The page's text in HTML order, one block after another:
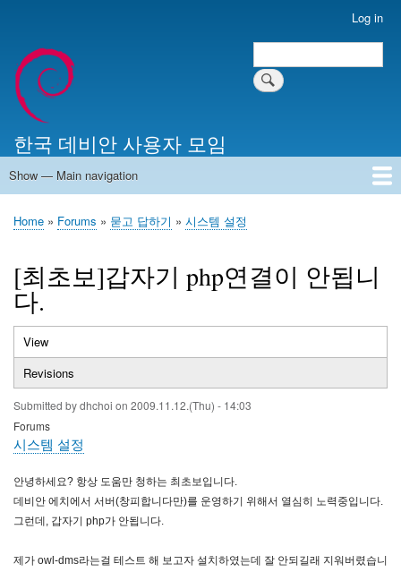
account
menu
Log in
Search
한국 데비안 사용자 모임
Main
Show — Main navigation
Home
알리는 말씀
최근 게시물
위키 문서
미러 서버
Breadcrumb
Home Forums 묻고 답하기 시스템 설정
[최초보]갑자기 php연결이 안됩니
다.
Primary
tabs
View
tab)
Revisions
Submitted bydhchoi on 2009.11.12.(Thu) - 14:03
Forums
시스템 설정
안녕하세요? 항상 도움만 청하는 최초보입니다.
데비안 에치에서 서버(창피합니다만)를 운영하기 위해서 열심히 노력중입니다.
그런데, 갑자기 php가 안됩니다.
제가 owl-dms라는걸 테스트 해 보고자 설치하였는데 잘 안되길래 지워버렸습니